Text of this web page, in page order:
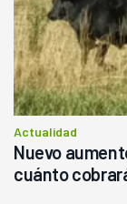
Actualidad
Nuevo
cuánto